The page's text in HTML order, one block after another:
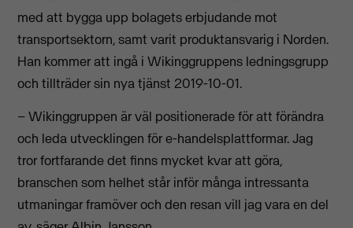
med att bygga upp bolagets erbjudande mot
transportsektorn, samt varit produktansvarig i Norden.
Han kommer att ingå i Wikinggruppens ledningsgrupp
och tillträder sin nya tjänst 2019-10-01.
– Wikinggruppen är väl positionerade för att förändra
och leda utvecklingen för e-handelsplattformar. Jag
tror fortfarande det finns mycket kvar att göra,
branschen som helhet står inför många intressanta
utmaningar framöver och den resan vill jag vara en del